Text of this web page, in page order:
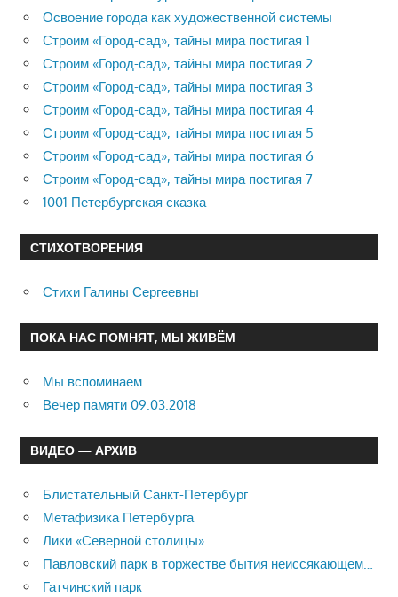
Освоение города как художественной системы
Строим «Город-сад», тайны мира постигая 1
Строим «Город-сад», тайны мира постигая 2
Строим «Город-сад», тайны мира постигая 3
Строим «Город-сад», тайны мира постигая 4
Строим «Город-сад», тайны мира постигая 5
Строим «Город-сад», тайны мира постигая 6
Строим «Город-сад», тайны мира постигая 7
1001 Петербургская сказка
СТИХОТВОРЕНИЯ
Стихи Галины Сергеевны
ПОКА НАС ПОМНЯТ, МЫ ЖИВЁМ
Мы вспоминаем…
Вечер памяти 09.03.2018
ВИДЕО — АРХИВ
Блистательный Санкт-Петербург
Метафизика Петербурга
Лики «Северной столицы»
Павловский парк в торжестве бытия неиссякающем…
Гатчинский парк